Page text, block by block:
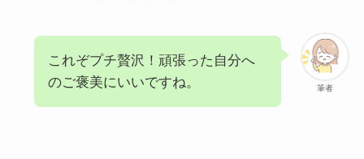
筆者
これぞプチ贅沢！頑張った自分へ
のご褒美にいいですね。